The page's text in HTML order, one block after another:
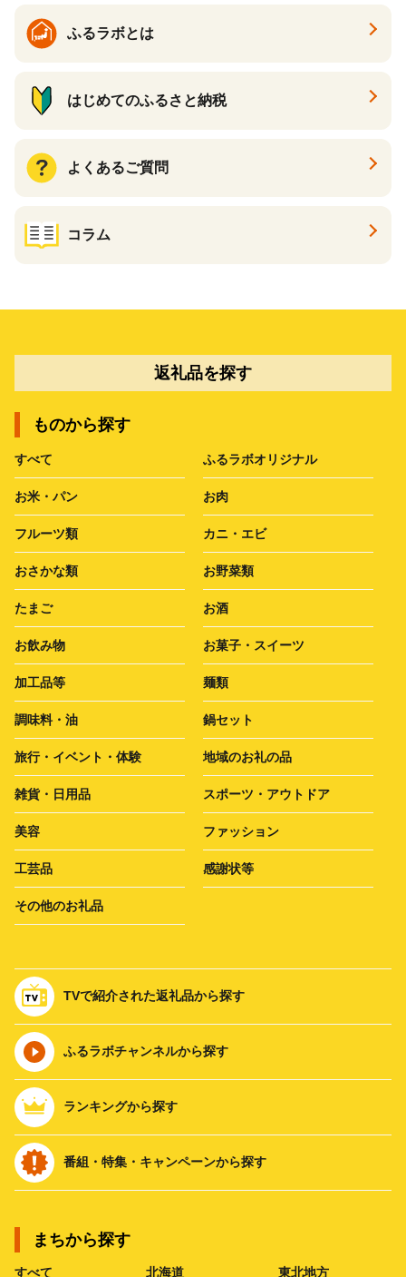
ふるラボとは
はじめてのふるさと納税
よくあるご質問
コラム
返礼品を探す
ものから探す
すべて ふるラボオリジナル
お米・パン お肉
フルーツ類 カニ・エビ
おさかな類 お野菜類
たまご お酒
お飲み物 お菓子・スイーツ
加工品等 麺類
調味料・油 鍋セット
旅行・イベント・体験 地域のお礼の品
雑貨・日用品 スポーツ・アウトドア
美容 ファッション
工芸品 感謝状等
その他のお礼品
TVで紹介された返礼品から探す
ふるラボチャンネルから探す
ランキングから探す
番組・特集・キャンペーンから探す
まちから探す
すべて 北海道 東北地方